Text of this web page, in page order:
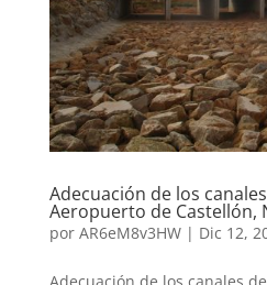
Adecuación de los
Aeropuerto de Castellón,
por AR6eM8v3HW| Dic 12,